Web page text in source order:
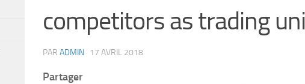
competitors as trading
PAR ADMIN · 17 AVRIL 2018
Partager